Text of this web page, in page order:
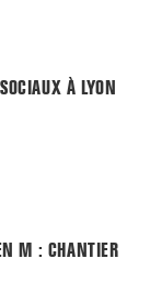
À LYON
M : CHANTIER